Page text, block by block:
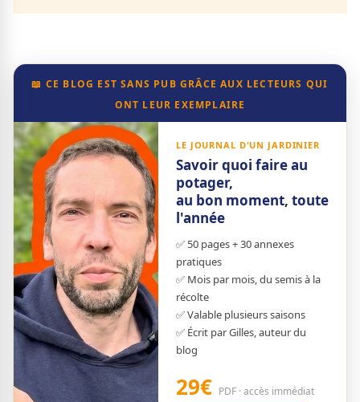
📖 CE BLOG EST SANS PUB GRÂCE AUX LECTEURS QUI
ONT LEUR EXEMPLAIRE
LE JOURNAL D'UN JARDINIER
Savoir quoi faire au
potager,
au bon moment, toute
l'année
✅ 50 pages + 30 annexes
pratiques
✅ Mois par mois, du semis à la
récolte
✅ Valable plusieurs saisons
✅ Écrit par Gilles, auteur du
blog
29€ PDF · accès immédiat